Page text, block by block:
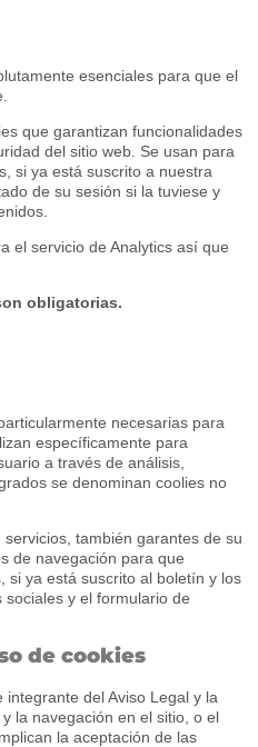
esenciales para que el
que garantizan funcionalidades
del sitio web. Se usan para
si ya está suscrito a nuestra
de su sesión si la tuviese y
el servicio de Analytics así que
obligatorias.
necesarias para
específicamente para
a través de análisis,
se denominan coolies no
también garantes de su
de navegación para que
si ya está suscrito al boletín y los
y el formulario de
de cookies
del Aviso Legal y la
la navegación en el sitio, o el
la aceptación de las